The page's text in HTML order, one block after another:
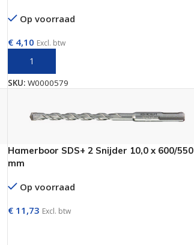
Op voorraad
€ 4,10 Excl. btw
TOEVOEGEN AAN WINKELWAGEN
SKU:W0000579
Hamerboor SDS+ 2 Snijder 10,0 x 600/550
mm
Op voorraad
€ 11,73 Excl. btw